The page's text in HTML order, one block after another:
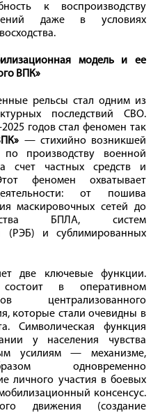
к воспроизводству
даже в условиях
модель и ее
ВПК»
рельсы стал одним из
последствий СВО.
годов стал феномен так
— стихийно возникшей
производству военной
счет частных средств и
феномен охватывает
от пошива
маскировочных сетей до
БПЛА, систем
(РЭБ) и сублимированных
две ключевые функции.
в оперативном
централизованного
которые стали очевидны в
Символическая функция
у населения чувства
усилиям — механизме,
одновременно
личного участия в боевых
консенсус.
движения (создание